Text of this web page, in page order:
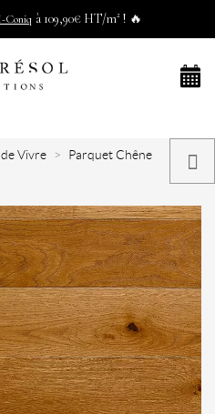
Coniq à 109,90€ HT/m² ! 🔥
Vivre
Parquet Chêne